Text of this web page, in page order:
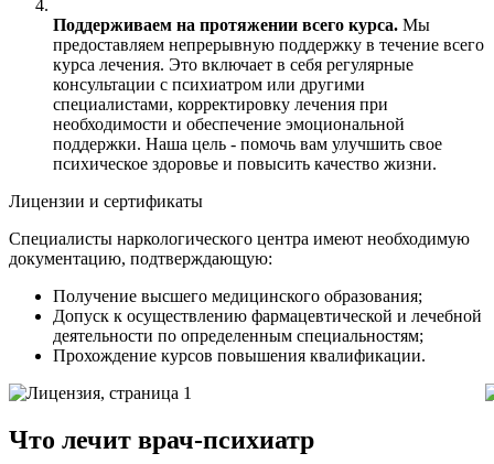
Поддерживаем на протяжении всего курса. Мы
предоставляем непрерывную поддержку в течение всего
курса лечения. Это включает в себя регулярные
консультации с психиатром или другими
специалистами, корректировку лечения при
необходимости и обеспечение эмоциональной
поддержки. Наша цель - помочь вам улучшить свое
психическое здоровье и повысить качество жизни.
Лицензии и сертификаты
Специалисты наркологического центра имеют необходимую
документацию, подтверждающую:
Получение высшего медицинского образования;
Допуск к осуществлению фармацевтической и лечебной
деятельности по определенным специальностям;
Прохождение курсов повышения квалификации.
Что лечит врач-психиатр